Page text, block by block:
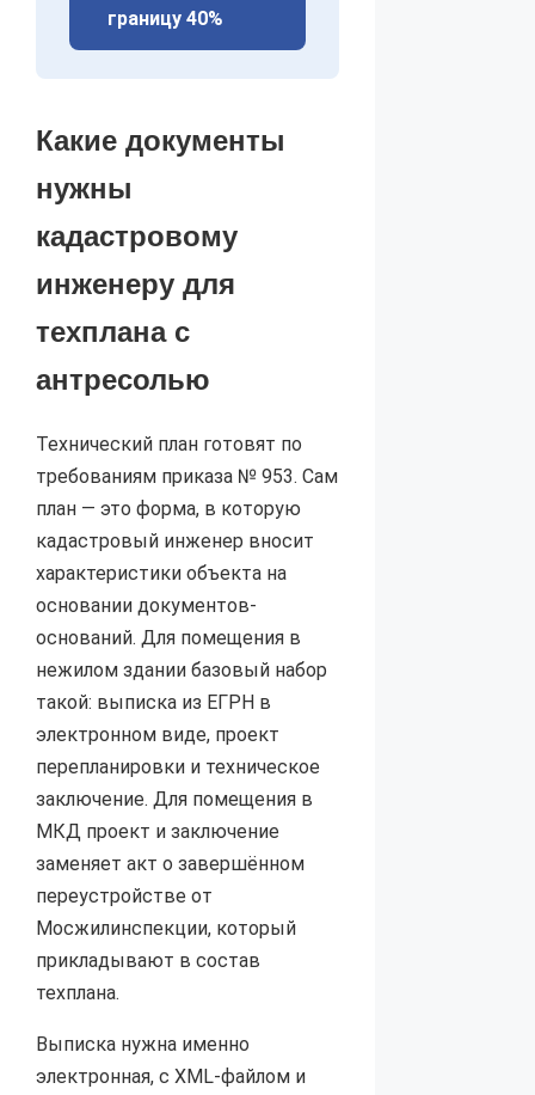
границу 40%
Какие документы
нужны
кадастровому
инженеру для
техплана с
антресолью
Технический план готовят по
требованиям приказа № 953. Сам
план — это форма, в которую
кадастровый инженер вносит
характеристики объекта на
основании документов-
оснований. Для помещения в
нежилом здании базовый набор
такой: выписка из ЕГРН в
электронном виде, проект
перепланировки и техническое
заключение. Для помещения в
МКД проект и заключение
заменяет акт о завершённом
переустройстве от
Мосжилинспекции, который
прикладывают в состав
техплана.
Выписка нужна именно
электронная, с XML-файлом и